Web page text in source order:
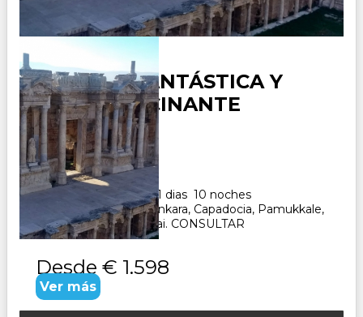
TURQUÍA FANTÁSTICA Y
DUBAI ALUCINANTE
Duración:
11Días10Noches
Paquete Turistico de 11 dias 10 noches
Visitando Estambul, Ankara, Capadocia, Pamukkale,
Efeso, Kusadasi y Dubai. CONSULTAR
Desde € 1.598
Ver más